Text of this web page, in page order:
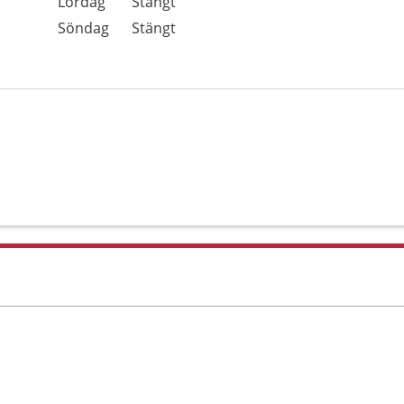
Söndag
Stängt